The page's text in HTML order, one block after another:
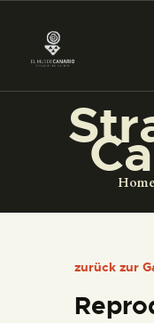
Home
DAS
zurück zur